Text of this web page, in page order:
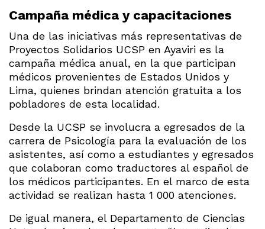
Campaña médica y capacitaciones
Una de las iniciativas más representativas de
Proyectos Solidarios UCSP en Ayaviri es la
campaña médica anual, en la que participan
médicos provenientes de Estados Unidos y
Lima, quienes brindan atención gratuita a los
pobladores de esta localidad.
Desde la UCSP se involucra a egresados de la
carrera de Psicología para la evaluación de los
asistentes, así como a estudiantes y egresados
que colaboran como traductores al español de
los médicos participantes. En el marco de esta
actividad se realizan hasta 1 000 atenciones.
De igual manera, el Departamento de Ciencias